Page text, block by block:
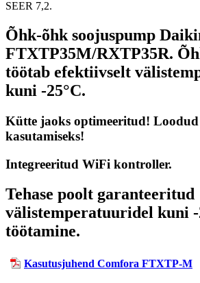
SEER 7,2.
Õhk-õhk soojuspump
FTXTP35M/RXTP35R.
töötab efektiivselt
kuni -25°C.
Kütte jaoks optimeeritud!
kasutamiseks!
Integreeritud WiFi kontroller.
Tehase poolt garanteeritud
välistemperatuuridel kuni -
töötamine.
Kasutusjuhend Comfora FTXTP-M